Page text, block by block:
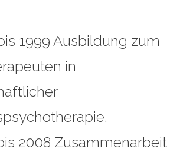
1999 Ausbildung zum
in
2008 Zusammenarbeit